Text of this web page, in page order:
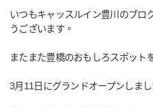
いつもキャッスルイン豊川のブロ
うございます。
またまた豊橋のおもしろスポット
3月11日にグランドオープンしま